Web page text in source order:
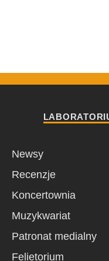
Newsy
Recenzje
Koncertownia
Muzykwariat
Patronat medialny
Felietorium